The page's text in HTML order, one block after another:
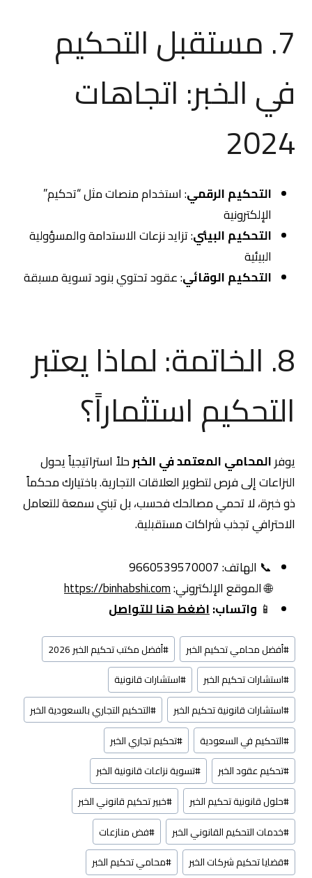
7. مستقبل التحكيم
في الخبر: اتجاهات
2024
التحكيم الرقمي: استخدام منصات مثل “تحكيم”
الإلكترونية
التحكيم البيئي: تزايد نزعات الاستدامة والمسؤولية
البيئية
التحكيم الوقائي: عقود تحتوي بنود تسوية مسبقة
8. الخاتمة: لماذا يعتبر
التحكيم استثماراً؟
يوفرالمحامي المعتمد في الخبرحلاً استراتيجياً يحول
النزاعات إلى فرص لتطوير العلاقات التجارية. باختيارك محكماً
ذو خبرة، لا تحمي مصالحك فحسب، بل تبني سمعة للتعامل
الاحترافي تجذب شراكات مستقبلية.
📞 الهاتف: 9660539570007
🌐 الموقع الإلكتروني:https://binhabshi.com
📱 واتساب:اضغط هنا للتواصل
وسوم
المقال:
#أفضل محامي تحكيم الخبر #أفضل مكتب تحكيم الخبر 2026
#استشارات تحكيم الخبر #استشارات قانونية
#استشارات قانونية تحكيم الخبر #التحكيم التجاري بالسعودية الخبر
#التحكيم في السعودية #تحكيم تجاري الخبر
#تحكيم عقود الخبر #تسوية نزاعات قانونية الخبر
#حلول قانونية تحكيم الخبر #خبير تحكيم قانوني الخبر
#خدمات التحكيم القانوني الخبر #فض منازعات
#قضايا تحكيم شركات الخبر #محامي تحكيم الخبر